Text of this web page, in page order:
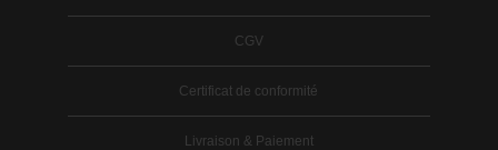
CGV
Certificat de conformité
Livraison & Paiement